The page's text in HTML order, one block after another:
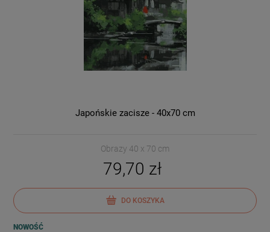
Japońskie zacisze - 40x70 cm
Obrazy 40 x 70 cm
79,70 zł
DO KOSZYKA
NOWOŚĆ